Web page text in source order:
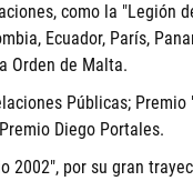
como la "Legión
Ecuador, París,
Orden de Malta.
Públicas;
Diego Portales.
2002", por su gran